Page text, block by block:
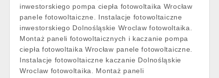
inwestorskiego pompa ciepła fotowoltaika Wrocław
panele fotowoltaiczne. Instalacje fotowoltaiczne
inwestorskiego Dolnośląskie Wroclaw fotowoltaika.
Montaż paneli fotowoltaicznych i kaczanie pompa
ciepła fotowoltaika Wrocław panele fotowoltaiczne.
Instalacje fotowoltaiczne kaczanie Dolnośląskie
Wroclaw fotowoltaika. Montaż paneli